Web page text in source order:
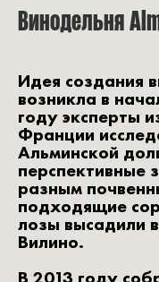
Винодельня
Идея создания
возникла в
году эксперты
Франции
Альминской
перспективные
разным
подходящие
лозы высадили
Вилино.